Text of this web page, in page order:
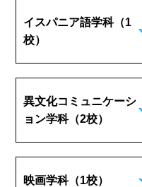
イスパニア語学科（1
校）
異文化コミュニケーシ
ョン学科（2校）
映画学科（1校）